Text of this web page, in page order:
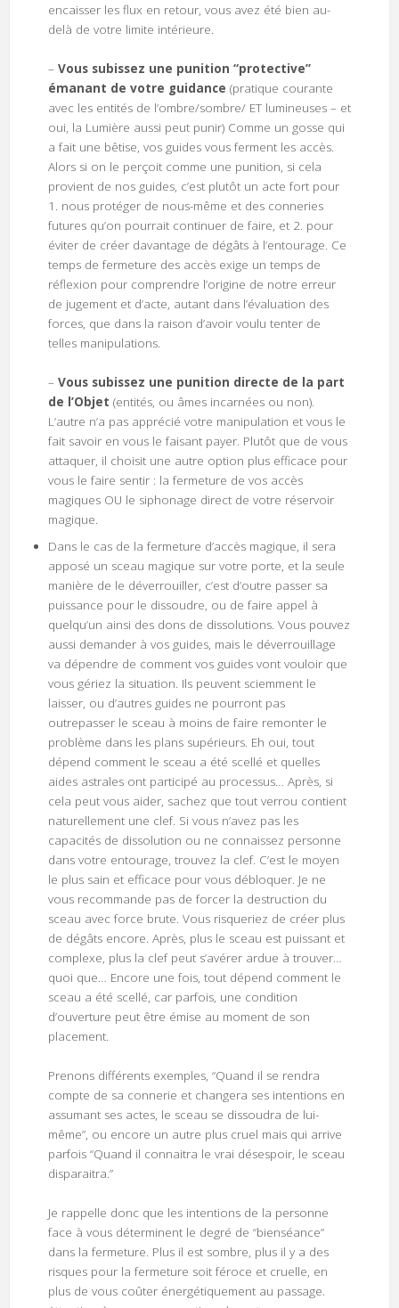
encaisser les flux en retour, vous avez été bien au-
delà de votre limite intérieure.
– Vous subissez une punition “protective”
émanant de votre guidance (pratique courante
avec les entités de l’ombre/sombre/ ET lumineuses – et
oui, la Lumière aussi peut punir) Comme un gosse qui
a fait une bêtise, vos guides vous ferment les accès.
Alors si on le perçoit comme une punition, si cela
provient de nos guides, c’est plutôt un acte fort pour
1. nous protéger de nous-même et des conneries
futures qu’on pourrait continuer de faire, et 2. pour
éviter de créer davantage de dégâts à l’entourage. Ce
temps de fermeture des accès exige un temps de
réflexion pour comprendre l’origine de notre erreur
de jugement et d’acte, autant dans l’évaluation des
forces, que dans la raison d’avoir voulu tenter de
telles manipulations.
– Vous subissez une punition directe de la part
de l’Objet (entités, ou âmes incarnées ou non).
L’autre n’a pas apprécié votre manipulation et vous le
fait savoir en vous le faisant payer. Plutôt que de vous
attaquer, il choisit une autre option plus efficace pour
vous le faire sentir : la fermeture de vos accès
magiques OU le siphonage direct de votre réservoir
magique.
Dans le cas de la fermeture d’accès magique, il sera
apposé un sceau magique sur votre porte, et la seule
manière de le déverrouiller, c’est d’outre passer sa
puissance pour le dissoudre, ou de faire appel à
quelqu’un ainsi des dons de dissolutions. Vous pouvez
aussi demander à vos guides, mais le déverrouillage
va dépendre de comment vos guides vont vouloir que
vous gériez la situation. Ils peuvent sciemment le
laisser, ou d’autres guides ne pourront pas
outrepasser le sceau à moins de faire remonter le
problème dans les plans supérieurs. Eh oui, tout
dépend comment le sceau a été scellé et quelles
aides astrales ont participé au processus… Après, si
cela peut vous aider, sachez que tout verrou contient
naturellement une clef. Si vous n’avez pas les
capacités de dissolution ou ne connaissez personne
dans votre entourage, trouvez la clef. C’est le moyen
le plus sain et efficace pour vous débloquer. Je ne
vous recommande pas de forcer la destruction du
sceau avec force brute. Vous risqueriez de créer plus
de dégâts encore. Après, plus le sceau est puissant et
complexe, plus la clef peut s’avérer ardue à trouver…
quoi que… Encore une fois, tout dépend comment le
sceau a été scellé, car parfois, une condition
d’ouverture peut être émise au moment de son
placement.
Prenons différents exemples, “Quand il se rendra
compte de sa connerie et changera ses intentions en
assumant ses actes, le sceau se dissoudra de lui-
même”, ou encore un autre plus cruel mais qui arrive
parfois “Quand il connaitra le vrai désespoir, le sceau
disparaitra.”
Je rappelle donc que les intentions de la personne
face à vous déterminent le degré de “bienséance”
dans la fermeture. Plus il est sombre, plus il y a des
risques pour la fermeture soit féroce et cruelle, en
plus de vous coûter énergétiquement au passage.